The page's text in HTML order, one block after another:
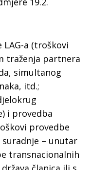
a (troškovi
traženja partnera
simultanog
itd.;
i provedba
provedbe
– unutar
transnacionalnih